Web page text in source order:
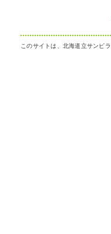
このサイトは、北海道立サンピ